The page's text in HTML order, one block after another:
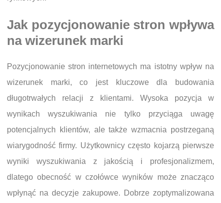
Jak pozycjonowanie stron wpływa
na wizerunek marki
Pozycjonowanie stron internetowych ma istotny wpływ na
wizerunek marki, co jest kluczowe dla budowania
długotrwałych relacji z klientami. Wysoka pozycja w
wynikach wyszukiwania nie tylko przyciąga uwagę
potencjalnych klientów, ale także wzmacnia postrzeganą
wiarygodność firmy. Użytkownicy często kojarzą pierwsze
wyniki wyszukiwania z jakością i profesjonalizmem,
dlatego obecność w czołówce wyników może znacząco
wpłynąć na decyzje zakupowe. Dobrze zoptymalizowana